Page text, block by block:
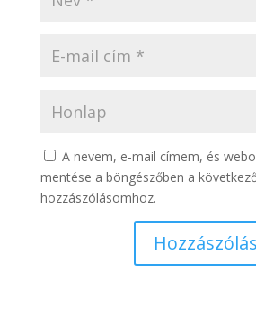
A nevem, e-mail címem, és
mentése a böngészőben a
hozzászólásomhoz.